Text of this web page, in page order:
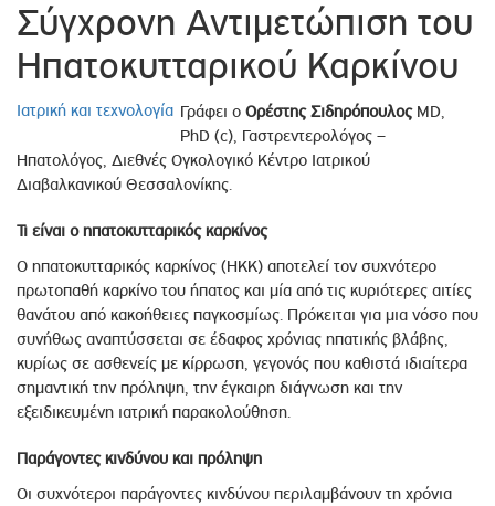
Σύγχρονη Αντιμετώπιση του
Ηπατοκυτταρικού Καρκίνου
Ιατρική και τεχνολογία Γράφει ο Ορέστης ΣιδηρόπουλοςMD,
PhD (c), Γαστρεντερολόγος –
Ηπατολόγος, Διεθνές Ογκολογικό Κέντρο Ιατρικού
Διαβαλκανικού Θεσσαλονίκης.
Τι είναι ο ηπατοκυτταρικός καρκίνος
Ο ηπατοκυτταρικός καρκίνος (ΗΚΚ) αποτελεί τον συχνότερο
πρωτοπαθή καρκίνο του ήπατος και μία από τις κυριότερες αιτίες
θανάτου από κακοήθειες παγκοσμίως. Πρόκειται για μια νόσο που
συνήθως αναπτύσσεται σε έδαφος χρόνιας ηπατικής βλάβης,
κυρίως σε ασθενείς με κίρρωση, γεγονός που καθιστά ιδιαίτερα
σημαντική την πρόληψη, την έγκαιρη διάγνωση και την
εξειδικευμένη ιατρική παρακολούθηση.
Παράγοντες κινδύνου και πρόληψη
Οι συχνότεροι παράγοντες κινδύνου περιλαμβάνουν τη χρόνια